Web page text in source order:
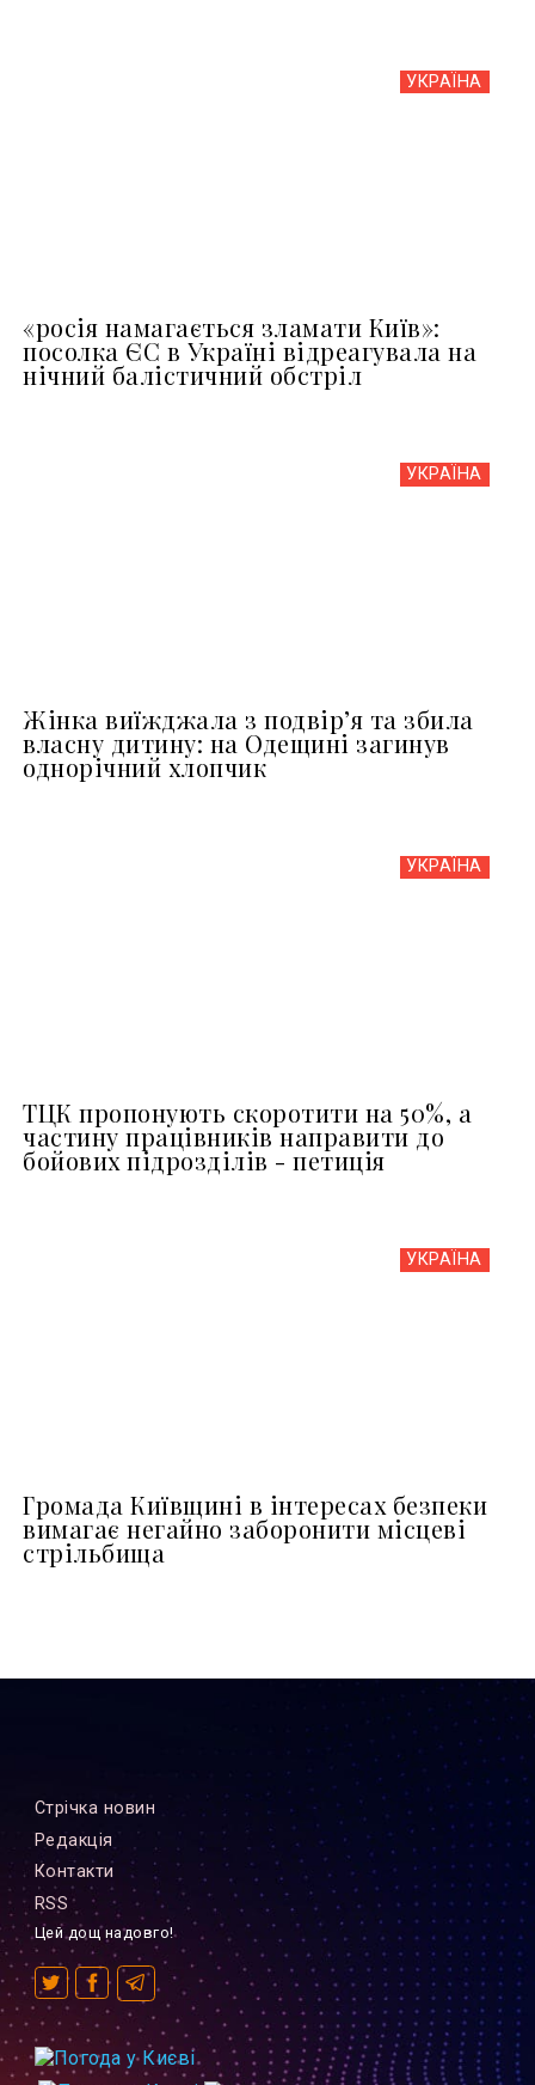
УКРАЇНА
«росія намагається зламати Київ»:
посолка ЄС в Україні відреагувала на
нічний балістичний обстріл
УКРАЇНА
Жінка виїжджала з подвір’я та збила
власну дитину: на Одещині загинув
однорічний хлопчик
УКРАЇНА
ТЦК пропонують скоротити на 50%, а
частину працівників направити до
бойових підрозділів - петиція
УКРАЇНА
Громада Київщині в інтересах безпеки
вимагає негайно заборонити місцеві
стрільбища
Стрiчка новин
Редакцiя
Контакти
RSS
Цей дощ надовго!